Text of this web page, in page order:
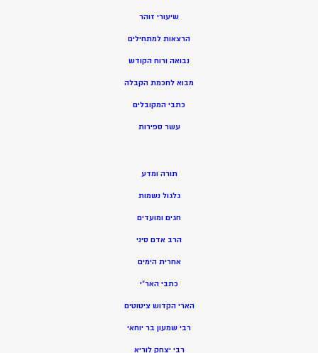
שיעורי זוהר
הרצאות למתחילים
נבואה ורוח הקודש
מבוא לחכמת הקבלה
כתבי המקובלים
עשר ספירות
תורה ומדע
גלגול נשמות
חגים ומועדים
הרב אדם סיני
אחרית הימים
כתבי האר”י
הארי הקדוש ציטוטים
רבי שמעון בר יוחאי
רבי יצחק לוריא